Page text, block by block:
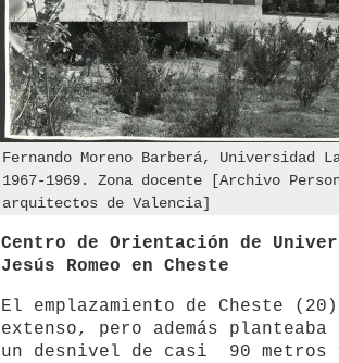
Fernando Moreno Barberá, Universidad
1967-1969. Zona docente [Archivo
arquitectos de Valencia]
Centro de Orientación de
Jesús Romeo en Cheste
El emplazamiento de Cheste (20)
extenso, pero además
un desnivel de casi 90